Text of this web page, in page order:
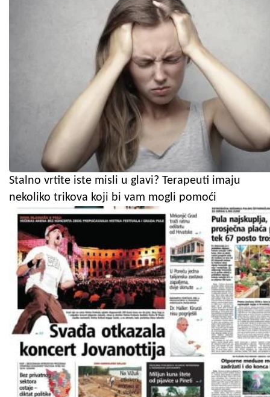
Stalno vrtite iste misli u glavi? Terapeuti imaju
nekoliko trikova koji bi vam mogli pomoći